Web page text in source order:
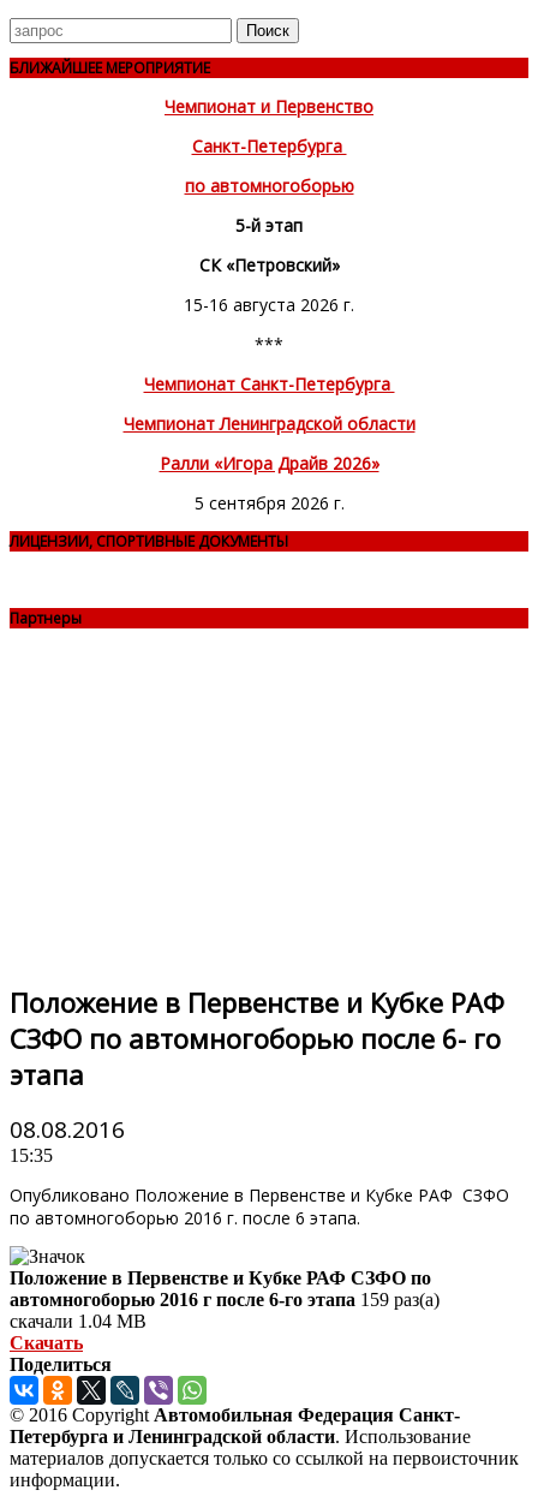
Поиск
для
БЛИЖАЙШЕЕ МЕРОПРИЯТИЕ
Чемпионат и Первенство
Санкт-Петербурга
по автомногоборью
5-й этап
СК «Петровский»
15-16 августа 2026 г.
***
Чемпионат Санкт-Петербурга
Чемпионат Ленинградской области
Ралли «Игора Драйв 2026»
5 сентября 2026 г.
ЛИЦЕНЗИИ, СПОРТИВНЫЕ ДОКУМЕНТЫ
Партнеры
Положение в Первенстве и Кубке РАФ
СЗФО по автомногоборью после 6- го
этапа
08.08.2016
15:35
Опубликовано Положение в Первенстве и Кубке РАФ СЗФО
по автомногоборью 2016 г. после 6 этапа.
Положение в Первенстве и Кубке РАФ СЗФО по
автомногоборью 2016 г после 6-го этапа 159 раз(а)
скачали 1.04 MB
Скачать
Поделиться
© 2016 Copyright Автомобильная Федерация Санкт-
Петербурга и Ленинградской области. Использование
материалов допускается только со ссылкой на первоисточник
информации.